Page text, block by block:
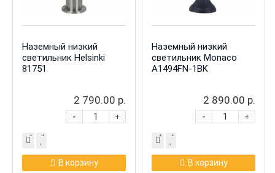
Наземный низкий
светильник Helsinki
81751
2 790.00 р.
+
-
В корзину
Наземный низкий
светильник Monaco
A1494FN-1BK
2 890.00 р.
+
-
В корзину